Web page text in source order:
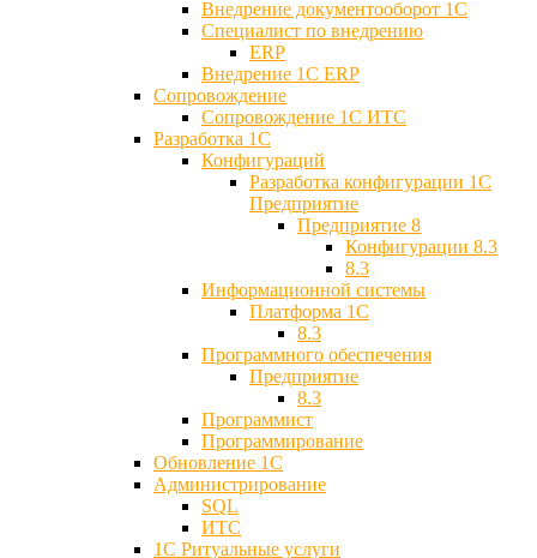
Внедрение документооборот 1С
Специалист по внедрению
ERP
Внедрение 1С ERP
Cопровождение
Cопровождение 1С ИТС
Разработка 1C
Конфигураций
Разработка конфигурации 1С
Предприятие
Предприятие 8
Конфигурации 8.3
8.3
Информационной системы
Платформа 1С
8.3
Программного обеспечения
Предприятие
8.3
Программист
Программирование
Обновление 1С
Администрирование
SQL
ИТС
1С Ритуальные услуги